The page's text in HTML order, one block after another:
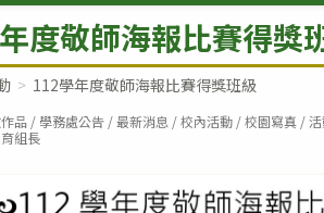
度敬師海報比賽得獎
> 112學年度敬師海報比賽得獎班級
品 / 學務處公告 /最新消息 /校內活動 /校園寫真 /
組長